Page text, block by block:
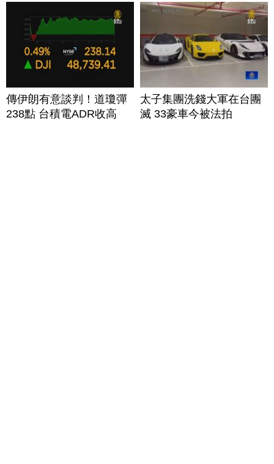
傳伊朗有意談判！道瓊彈
238點 台積電ADR收高
太子集團洗錢大軍在台團
滅 33豪車今被法拍